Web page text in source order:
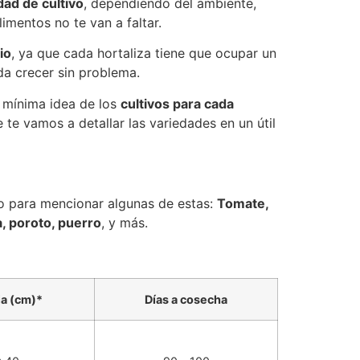
no te van a faltar.
, ya que cada hortaliza tiene que ocupar un
crecer sin problema.
idea de los cultivos para cada
te vamos a detallar las variedades en un útil
mencionar algunas de estas: Tomate,
poroto, puerro, y más.
(cm)* Días a cosecha